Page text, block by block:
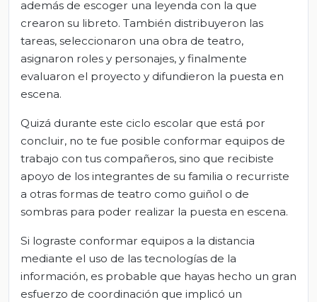
además de escoger una leyenda con la que
crearon su libreto. También distribuyeron las
tareas, seleccionaron una obra de teatro,
asignaron roles y personajes, y finalmente
evaluaron el proyecto y difundieron la puesta en
escena.
Quizá durante este ciclo escolar que está por
concluir, no te fue posible conformar equipos de
trabajo con tus compañeros, sino que recibiste
apoyo de los integrantes de su familia o recurriste
a otras formas de teatro como guiñol o de
sombras para poder realizar la puesta en escena.
Si lograste conformar equipos a la distancia
mediante el uso de las tecnologías de la
información, es probable que hayas hecho un gran
esfuerzo de coordinación que implicó un